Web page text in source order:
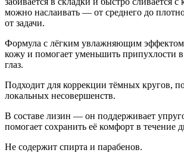
можно наслаивать — от среднего до
от задачи.
Формула с лёгким увлажняющим эффектом
кожу и помогает уменьшить припухлости в
глаз.
Подходит для коррекции тёмных кругов,
локальных несовершенств.
В составе лизин — он поддерживает
помогает сохранить её комфорт в течение
Не содержит спирта и парабенов.